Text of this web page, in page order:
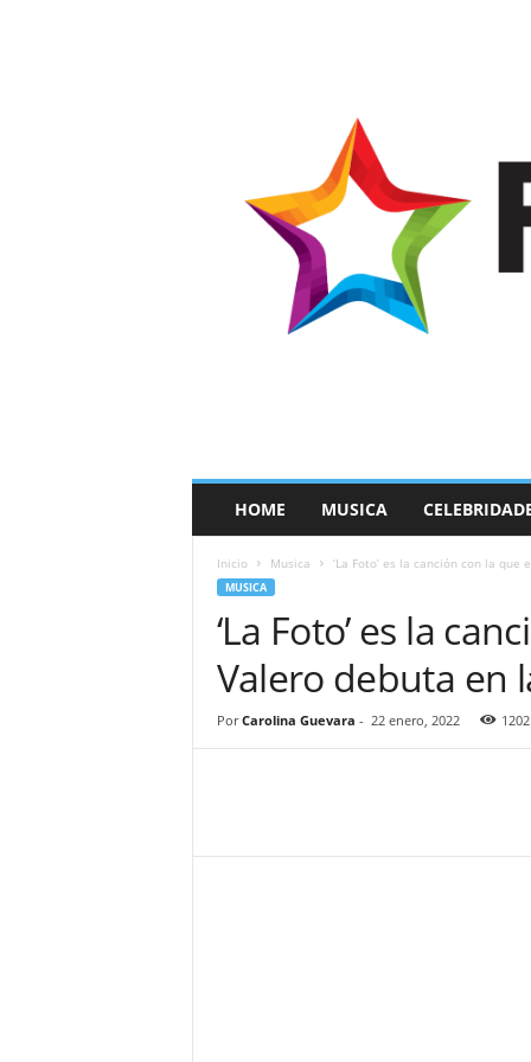
a
HOME MUSICA
Inicio Musica ‘La Foto’ es la canción con la
MUSICA
‘La Foto’ es la
Valero debuta en
Por Carolina Guevara - 22 enero, 2022 1202